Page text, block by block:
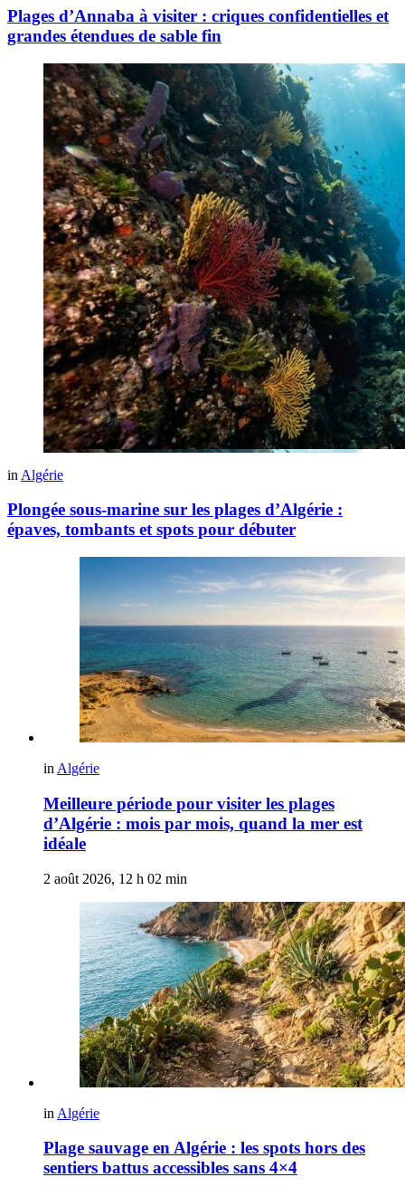
Plages d’Annaba à visiter : criques confidentielles et
grandes étendues de sable fin
in Algérie
Plongée sous-marine sur les plages d’Algérie :
épaves, tombants et spots pour débuter
in Algérie
Meilleure période pour visiter les plages
d’Algérie : mois par mois, quand la mer est
idéale
2 août 2026, 12 h 02 min
in Algérie
Plage sauvage en Algérie : les spots hors des
sentiers battus accessibles sans 4×4